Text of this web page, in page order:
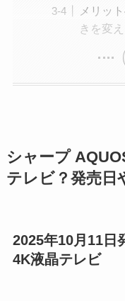
メリッ
きを変
シャープ
テレビ？発売日
2025年10月11日
4K液晶テレビ